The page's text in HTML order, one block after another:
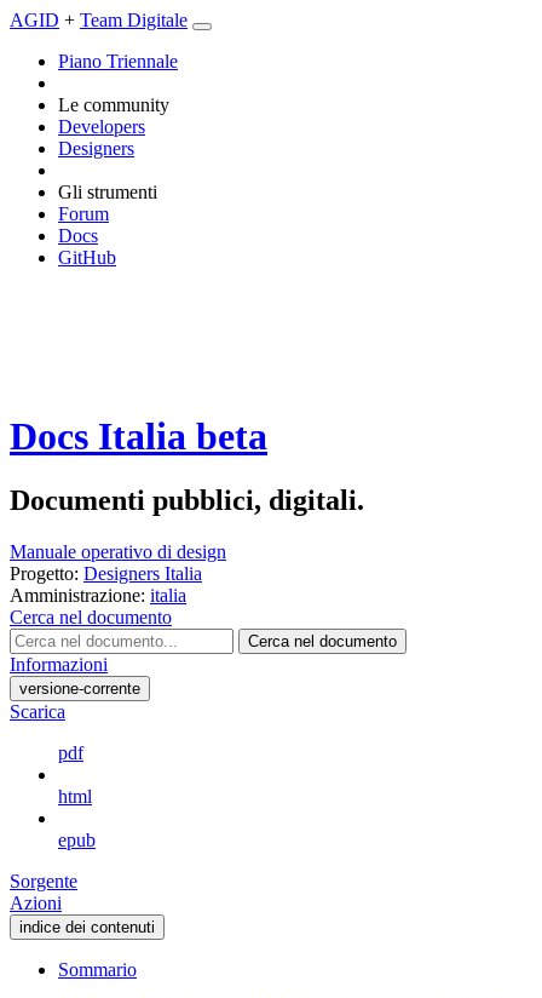
AGID + Team Digitale
Piano Triennale
Le community
Developers
Designers
Gli strumenti
Forum
Docs
GitHub
Docs Italia beta
Documenti pubblici, digitali.
Manuale operativo di design
Progetto: Designers Italia
Amministrazione: italia
Cerca nel documento
Cerca nel documento
Informazioni
versione-corrente
Scarica
pdf
html
epub
Sorgente
Azioni
indice dei contenuti
Sommario